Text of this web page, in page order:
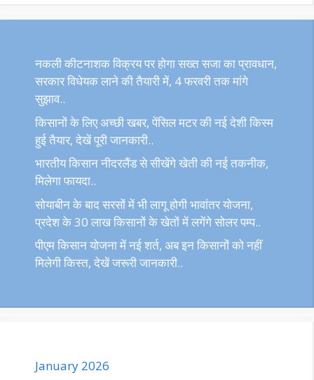
नकली कीटनाशक विक्रय पर होगा सख्त सजा का प्रावधान,
सरकार विधेयक लाने की तैयारी में, 4 फरवरी तक मांगे
सुझाव..
किसानों के लिए अच्छी खबर, पेंसिल मटर की नई देशी किस्म
हुई तैयार, देखें पूरी जानकारी..
भारतीय किसान नीदरलैंड से सीखेंगे खेती की नई तकनीक,
मिलेगा फायदा..
सोयाबीन के बाद सरसों में भी लागू होगी भावांतर योजना,
प्रदेश के 30 लाख किसानों के खेतों में लगेंगे सोलर पम्प..
पीएम किसान योजना में नई शर्त, अब इन किसानों को नहीं
मिलेगी किस्त, देखें जरूरी जानकारी..
January 2026